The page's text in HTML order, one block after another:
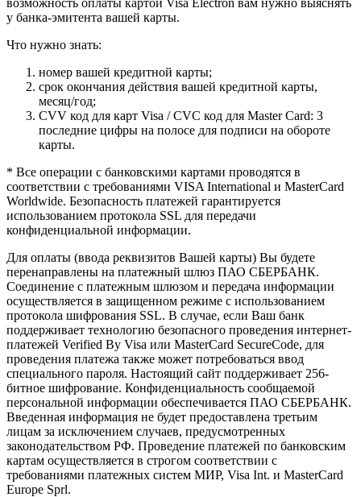
у банка-эмитента вашей карты.
Что нужно знать:
номер вашей кредитной карты;
cрок окончания действия вашей кредитной карты,
месяц/год;
CVV код для карт Visa / CVC код для Master Card: 3
последние цифры на полосе для подписи на обороте
карты.
* Все операции с банковскими картами проводятся в
соответствии с требованиями VISA International и MasterCard
Worldwide. Безопасность платежей гарантируется
использованием протокола SSL для передачи
конфиденциальной информации.
Для оплаты (ввода реквизитов Вашей карты) Вы будете
перенаправлены на платежный шлюз ПАО СБЕРБАНК.
Соединение с платежным шлюзом и передача информации
осуществляется в защищенном режиме с использованием
протокола шифрования SSL. В случае, если Ваш банк
поддерживает технологию безопасного проведения интернет-
платежей Verified By Visa или MasterCard SecureCode, для
проведения платежа также может потребоваться ввод
специального пароля. Настоящий сайт поддерживает 256-
битное шифрование. Конфиденциальность сообщаемой
персональной информации обеспечивается ПАО СБЕРБАНК.
Введенная информация не будет предоставлена третьим
лицам за исключением случаев, предусмотренных
законодательством РФ. Проведение платежей по банковским
картам осуществляется в строгом соответствии с
требованиями платежных систем МИР, Visa Int. и MasterCard
Europe Sprl.